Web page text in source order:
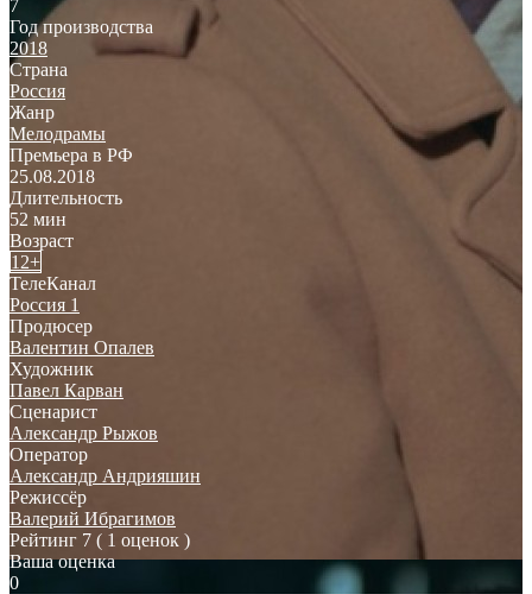
7
Год производства
2018
Страна
Россия
Жанр
Мелодрамы
Премьера в РФ
25.08.2018
Длительность
52 мин
Возраст
12+
ТелеКанал
Россия 1
Продюсер
Валентин Опалев
Художник
Павел Карван
Сценарист
Александр Рыжов
Оператор
Александр Андрияшин
Режиссёр
Валерий Ибрагимов
Рейтинг 7 ( 1 оценок )
Ваша оценка
0